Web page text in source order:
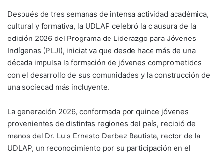
Después de tres semanas de intensa actividad académica,
cultural y formativa, la UDLAP celebró la clausura de la
edición 2026 del Programa de Liderazgo para Jóvenes
Indígenas (PLJI), iniciativa que desde hace más de una
década impulsa la formación de jóvenes comprometidos
con el desarrollo de sus comunidades y la construcción de
una sociedad más incluyente.
La generación 2026, conformada por quince jóvenes
provenientes de distintas regiones del país, recibió de
manos del Dr. Luis Ernesto Derbez Bautista, rector de la
UDLAP, un reconocimiento por su participación en el